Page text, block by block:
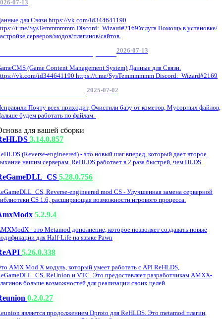
07-13
для Связи.https://vk.com/id344641190
t.me/SysTemmmmmm Discord: Wizard#2169Услуга Помощь в установке/
серверов/модов/плагинов/сайтов.
2026-07-13
(Game Content Management System) Данные для Связи.
vk.com/id344641190 https://t.me/SysTemmmmmm Discord: Wizard#2169
2025-07-02
Почту всех приходит, Очистили базу от кометов, Мусорных файлов,
будем работать по файлам.
для вашей сборки
3.14.0.857
(Reverse-engineered) - это новый шаг вперед, который дает второе
нашим серверам. ReHLDS работает в 2 раза быстрей, чем HLDS.
5.28.0.756
Reverse-engineered mod CS - Улучшенная замена серверной
CS 1.6, расширяющая возможности игрового процесса.
5.2.9.4
- это Metamod дополнение, которое позволяет создавать новые
для Half-Life на языке Pawn
5.26.0.338
AMX Mod X модуль, который умеет работать с API ReHLDS,
ReUnion и VTC. Это предоставляет разработчикам AMXX-
больше возможностей для реализации своих целей.
0.2.0.27
является продолжением Dproto для ReHLDS. Это metamod плагин,